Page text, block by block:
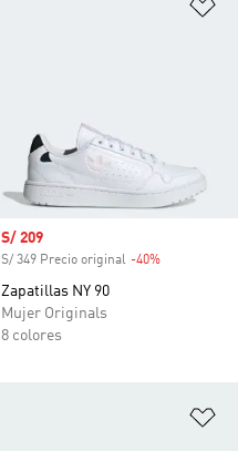
Precio de venta
S/ 209
S/ 349 Precio original -40%
Zapatillas NY 90
Mujer Originals
8 colores